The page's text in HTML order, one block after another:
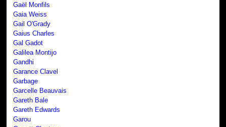
Gaël Monfils
Gaia Weiss
Gail O'Grady
Gaius Charles
Gal Gadot
Galilea Montijo
Gandhi
Garance Clavel
Garbage
Garcelle Beauvais
Gareth Bale
Gareth Edwards
Garou